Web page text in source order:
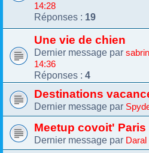
14:28
Réponses : 19
Une vie de chien
Dernier message par
14:36
Réponses : 4
Destinations
Dernier message par
Meetup covoit' Paris
Dernier message par Daral